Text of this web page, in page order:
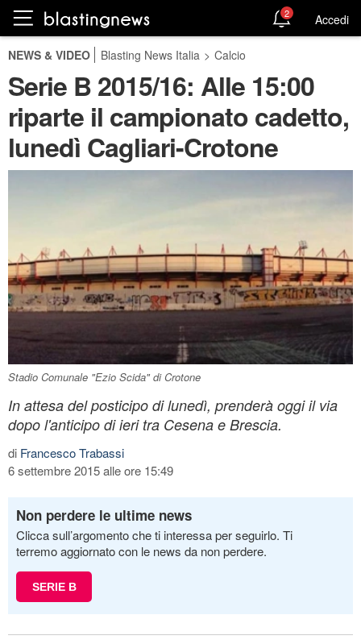
2 Accedi
NEWS & VIDEO Blasting News Italia > Calcio
Serie B 2015/16: Alle 15:00
riparte il campionato cadetto,
lunedì Cagliari-Crotone
Stadio Comunale "Ezio Scida" di Crotone
In attesa del posticipo di lunedì, prenderà oggi il via
dopo l'anticipo di ieri tra Cesena e Brescia.
di Francesco Trabassi
6 settembre 2015 alle ore 15:49
Non perdere le ultime news
Clicca sull’argomento che ti interessa per seguirlo. Ti
terremo aggiornato con le news da non perdere.
SERIE B